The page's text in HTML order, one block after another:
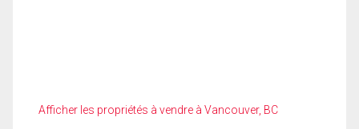
Afficher les propriétés à vendre à Vancouver, BC